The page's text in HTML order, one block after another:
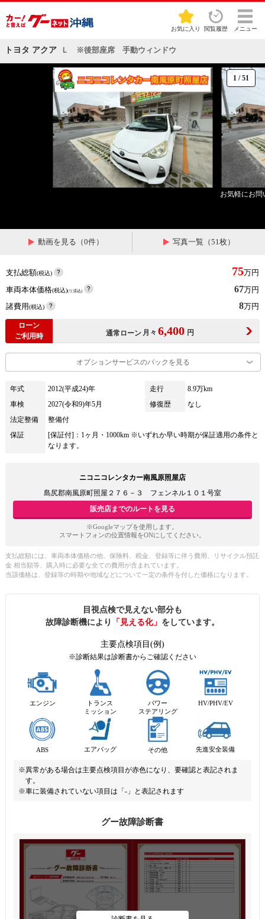
お気に入り 閲覧履歴 メニュー
トヨタ アクア Ｌ ※後部座席 手動ウィンドウ
1 /51
お気軽にお問
動画を見る（0件） 写真一覧（51枚）
支払総額(税込) 75万円
車両本体価格(税込)(リ済込) 67万円
諸費用(税込) 8万円
ローン
ご利用時
通常ローン 月々 6,400 円
オプションサービスのパックを見る
年式 2012(平成24)年 走行
8.9万km
車検
2027(令和9)年5月 修復歴
なし
法定整備
整備付
保証
[保証付]：1ヶ月・1000km ※いずれか早い時期が保証適用の条件と
なります。
ニコニコレンタカー南風原照屋店
島尻郡南風原町照屋２７６－３ フェンネル１０１号室
販売店までのルートを見る
※Googleマップを使用します。
スマートフォンの位置情報をONにしてください。
支払総額には、車両本体価格の他、保険料、税金、登録等に伴う費用、リサイクル預託
金 相当額等、購入時に必要な全ての費用が含まれています。
当該価格は、登録等の時期や地域などについて一定の条件を付した価格になります。
目視点検で見えない部分も
故障診断機により
「見える化」 をしています。
主要点検項目(例)
※診断結果は診断書からご確認ください
エンジン
トランス
ミッション
パワー
ステアリング
HV/PHV/EV
ABS エアバッグ その他 先進安全装備
※異常がある場合は主要点検項目が赤色になり、要確認と表記されま
す。
※車に装備されていない項目は「-」と表記されます
グー故障診断書